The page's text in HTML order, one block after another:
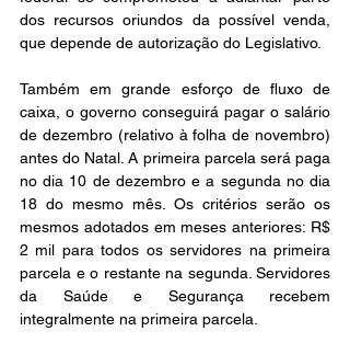
dos recursos oriundos da possível venda,
que depende de autorização do Legislativo.
Também em grande esforço de fluxo de
caixa, o governo conseguirá pagar o salário
de dezembro (relativo à folha de novembro)
antes do Natal. A primeira parcela será paga
no dia 10 de dezembro e a segunda no dia
18 do mesmo mês. Os critérios serão os
mesmos adotados em meses anteriores: R$
2 mil para todos os servidores na primeira
parcela e o restante na segunda. Servidores
da Saúde e Segurança recebem
integralmente na primeira parcela.